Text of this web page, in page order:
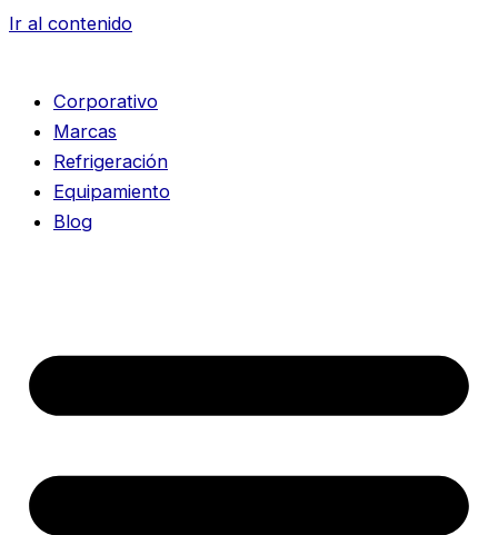
Ir al contenido
Corporativo
Marcas
Refrigeración
Equipamiento
Blog